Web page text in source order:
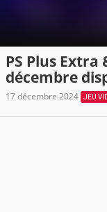
PS Plus
décembre
17 décembre 2024 JEU